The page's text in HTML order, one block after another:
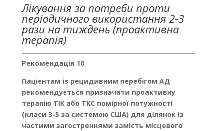
Лікування за потреби проти
періодичного використання 2-3
рази на тиждень (проактивна
терапія)
Рекомендація 10
Пацієнтам із рецидивним перебігом АД
рекомендується призначати проактивну
терапію ТІК або ТКС помірної потужності
(класи 3-5 за системою США) для ділянок із
частими загостреннями замість місцевого